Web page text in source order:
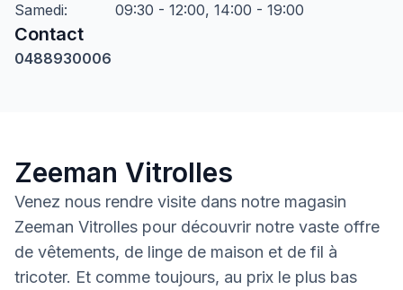
Samedi: 09:30 - 12:00, 14:00 - 19:00
Contact
0488930006
Zeeman Vitrolles
Venez nous rendre visite dans notre magasin
Zeeman Vitrolles pour découvrir notre vaste offre
de vêtements, de linge de maison et de fil à
tricoter. Et comme toujours, au prix le plus bas